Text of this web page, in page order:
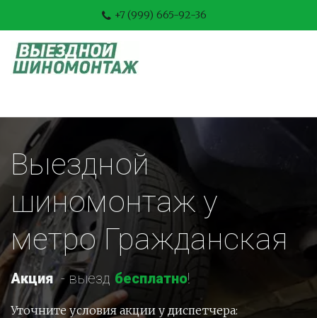
+7 (999) 665-92-36
Выездной
шиномонтаж у
метро Гражданская
Акция - выезд бесплатно!
Уточните условия акции у диспетчера: